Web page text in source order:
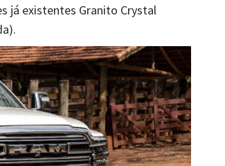
já existentes Granito Crystal